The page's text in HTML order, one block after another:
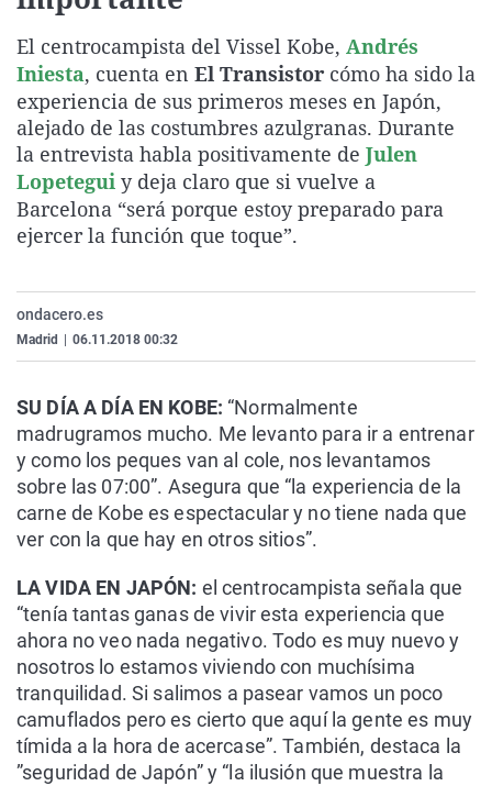
Gente viajera
Como el perro y el
Retornados
Equipo de
Operación Viuda
Galicia
La Rioja
Navarra
País Vasco
Televisión
Elecciones
El centrocampista del Vissel Kobe, Andrés
Iniesta, cuenta en El Transistor cómo ha sido la
experiencia de sus primeros meses en Japón,
alejado de las costumbres azulgranas. Durante
la entrevista habla positivamente de Julen
Lopetegui y deja claro que si vuelve a
Barcelona “será porque estoy preparado para
ejercer la función que toque”.
ondacero.es
Madrid 06.11.2018 00:32
SU DÍA A DÍA EN KOBE: “Normalmente
madrugramos mucho. Me levanto para ir a entrenar
y como los peques van al cole, nos levantamos
sobre las 07:00”. Asegura que “la experiencia de la
carne de Kobe es espectacular y no tiene nada que
ver con la que hay en otros sitios”.
LA VIDA EN JAPÓN: el centrocampista señala que
“tenía tantas ganas de vivir esta experiencia que
ahora no veo nada negativo. Todo es muy nuevo y
nosotros lo estamos viviendo con muchísima
tranquilidad. Si salimos a pasear vamos un poco
camuflados pero es cierto que aquí la gente es muy
tímida a la hora de acercase”. También, destaca la
”seguridad de Japón” y “la ilusión que muestra la